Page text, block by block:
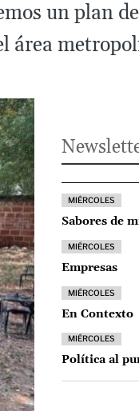
un plan
área
MIÉRCOLES
Sabores de
MIÉRCOLES
Empresas
MIÉRCOLES
En Contexto
MIÉRCOLES
Política al